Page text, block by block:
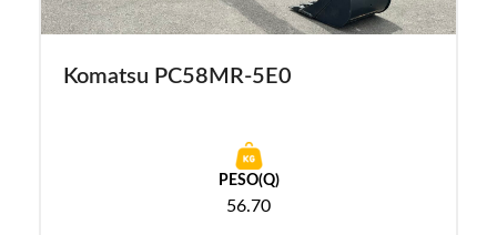
Komatsu PC58MR-5E0
PESO(Q)
56.70